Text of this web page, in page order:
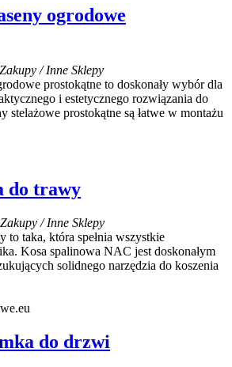
ogrodowe
Zakupy / Inne Sklepy
prostokątne to doskonały wybór dla
i estetycznego rozwiązania do
stelażowe prostokątne są łatwe w montażu
do trawy
Zakupy / Inne Sklepy
to taka, która spełnia wszystkie
Kosa spalinowa NAC jest doskonałym
solidnego narzędzia do koszenia
do drzwi